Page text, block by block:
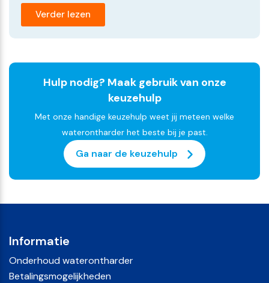
Verder lezen
Hulp nodig? Maak gebruik van onze
keuzehulp
Met onze handige keuzehulp weet jij meteen welke
waterontharder het beste bij je past.
Ga naar de keuzehulp
Informatie
Onderhoud waterontharder
Betalingsmogelijkheden